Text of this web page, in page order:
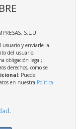
S.L.U.
usuario y enviarle la
del usuario;
obligación legal;
derechos, como se
: Puede
en nuestra Política
.